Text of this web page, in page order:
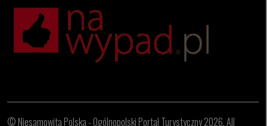
© Niesamowita Polska - Ogólnopolski Portal Turystyczny 2026, All